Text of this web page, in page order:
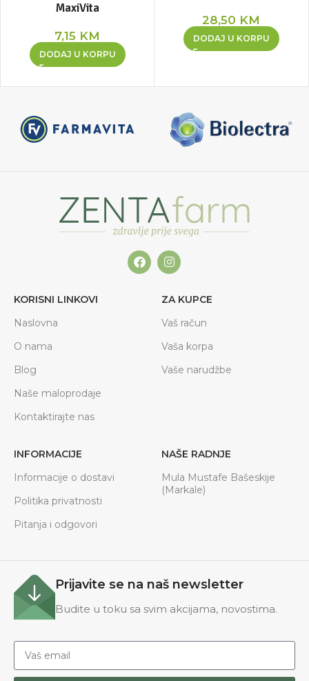
MaxiVita
7,15 KM
DODAJ U KORPU
28,50 KM
DODAJ U KORPU
KORISNI LINKOVI
Naslovna
O nama
Blog
Naše maloprodaje
Kontaktirajte nas
ZA KUPCE
Vaš račun
Vaša korpa
Vaše narudžbe
INFORMACIJE
Informacije o dostavi
Politika privatnosti
Pitanja i odgovori
NAŠE RADNJE
Mula Mustafe Bašeskije
(Markale)
Prijavite se na naš newsletter
Budite u toku sa svim akcijama, novostima.